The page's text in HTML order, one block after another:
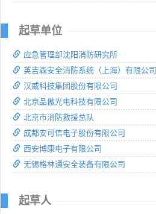
起草单位
应急管理部沈阳消防研究所
英吉森安全消防系统（上海）有限公司
汉威科技集团股份有限公司
北京品傲光电科技有限公司
北京市消防救援总队
成都安可信电子股份有限公司
西安博康电子有限公司
无锡格林通安全装备有限公司
起草人